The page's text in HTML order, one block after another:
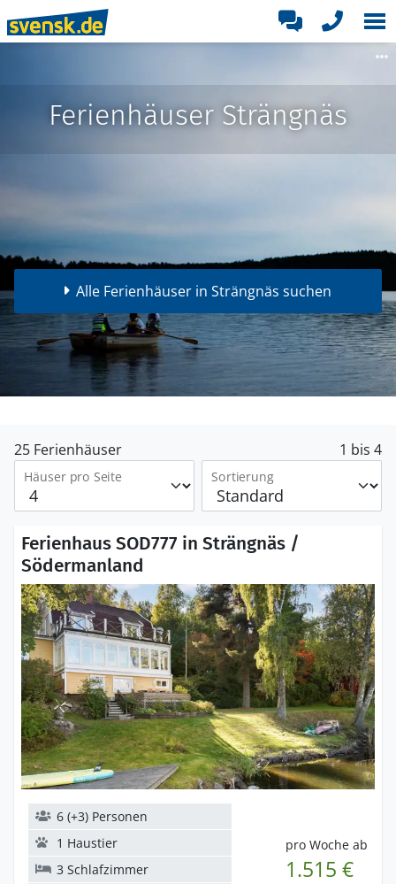
Ferienhäuser Strängnäs
Alle Ferienhäuser in Strängnäs suchen
25 Ferienhäuser 1 bis 4
Häuser pro Seite Sortierung
Ferienhaus SOD777 in Strängnäs /
Södermanland
pro Woche ab
1.515 €
6 (+3) Personen
1 Haustier
3 Schlafzimmer